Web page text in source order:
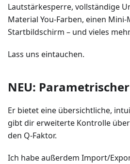
Lautstärkesperre, vollständige
Material You-Farben, einen
Startbildschirm – und vieles
Lass uns eintauchen.
NEU:
Er bietet eine übersichtliche,
gibt dir erweiterte Kontrolle
den Q-Faktor.
Ich habe außerdem Import/